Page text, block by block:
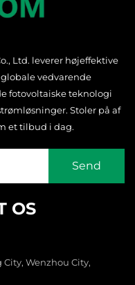
Ltd. leverer højeffektive
vedvarende
fotovoltaiske teknologi
Stoler på af
et tilbud i dag.
OS
Wenzhou City,